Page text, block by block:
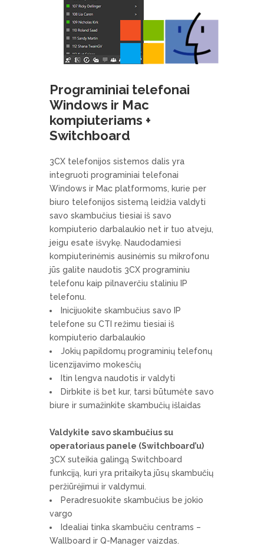
Programiniai telefonai
Windows ir Mac
kompiuteriams +
Switchboard
3CX telefonijos sistemos dalis yra
integruoti programiniai telefonai
Windows ir Mac platformoms, kurie per
biuro telefonijos sistemą leidžia valdyti
savo skambučius tiesiai iš savo
kompiuterio darbalaukio net ir tuo atveju,
jeigu esate išvykę. Naudodamiesi
kompiuterinėmis ausinėmis su mikrofonu
jūs galite naudotis 3CX programiniu
telefonu kaip pilnaverčiu staliniu IP
telefonu.
Inicijuokite skambučius savo IP
telefone su CTI režimu tiesiai iš
kompiuterio darbalaukio
Jokių papildomų programinių telefonų
licenzijavimo mokesčių
Itin lengva naudotis ir valdyti
Dirbkite iš bet kur, tarsi būtumėte savo
biure ir sumažinkite skambučių išlaidas
Valdykite savo skambučius su
operatoriaus panele (Switchboard’u)
3CX suteikia galingą Switchboard
funkciją, kuri yra pritaikyta jūsų skambučių
peržiūrėjimui ir valdymui.
Peradresuokite skambučius be jokio
vargo
Idealiai tinka skambučiu centrams –
Wallboard ir Q-Manager vaizdas.